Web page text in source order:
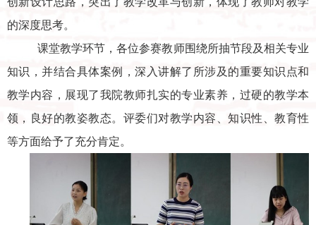
的深度思考。
课堂教学环节，各位参赛教师围绕所抽节段及相关专业
知识，并结合具体案例，深入讲解了所涉及的重要知识点和
教学内容，展现了我院教师扎实的专业素养，过硬的教学本
领，良好的教姿教态。评委们对教学内容、知识性、教育性
等方面给予了充分肯定。